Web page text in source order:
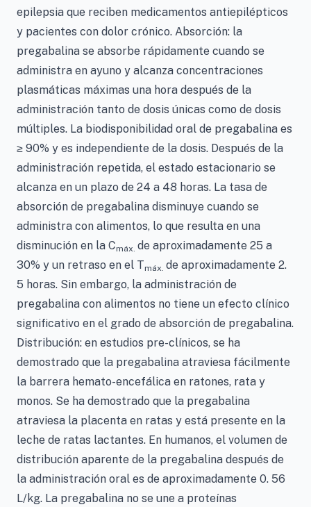
epilepsia que reciben medicamentos antiepilépticos
y pacientes con dolor crónico. Absorción: la
pregabalina se absorbe rápidamente cuando se
administra en ayuno y alcanza concentraciones
plasmáticas máximas una hora después de la
administración tanto de dosis únicas como de dosis
múltiples. La biodisponibilidad oral de pregabalina es
≥ 90% y es independiente de la dosis. Después de la
administración repetida, el estado estacionario se
alcanza en un plazo de 24 a 48 horas. La tasa de
absorción de pregabalina disminuye cuando se
administra con alimentos, lo que resulta en una
disminución en la Cmáx. de aproximadamente 25 a
30% y un retraso en el Tmáx. de aproximadamente 2.
5 horas. Sin embargo, la administración de
pregabalina con alimentos no tiene un efecto clínico
significativo en el grado de absorción de pregabalina.
Distribución: en estudios pre-clínicos, se ha
demostrado que la pregabalina atraviesa fácilmente
la barrera hemato-encefálica en ratones, rata y
monos. Se ha demostrado que la pregabalina
atraviesa la placenta en ratas y está presente en la
leche de ratas lactantes. En humanos, el volumen de
distribución aparente de la pregabalina después de
la administración oral es de aproximadamente 0. 56
L/kg. La pregabalina no se une a proteínas